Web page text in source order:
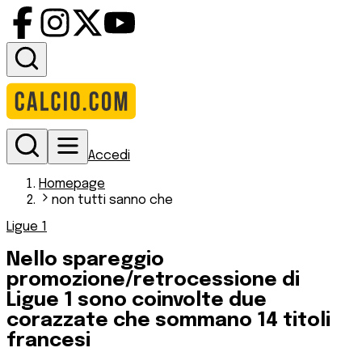
Accedi
Homepage
non tutti sanno che
Ligue 1
Nello spareggio
promozione/retrocessione di
Ligue 1 sono coinvolte due
corazzate che sommano 14 titoli
francesi